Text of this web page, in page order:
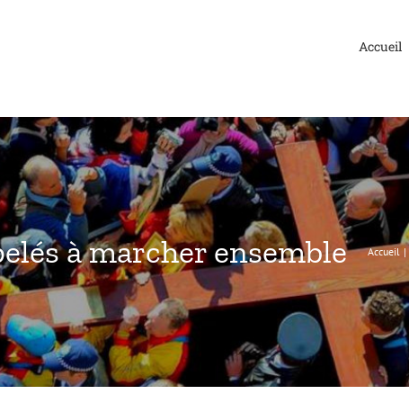
Accueil
à marcher ensemble Accueil